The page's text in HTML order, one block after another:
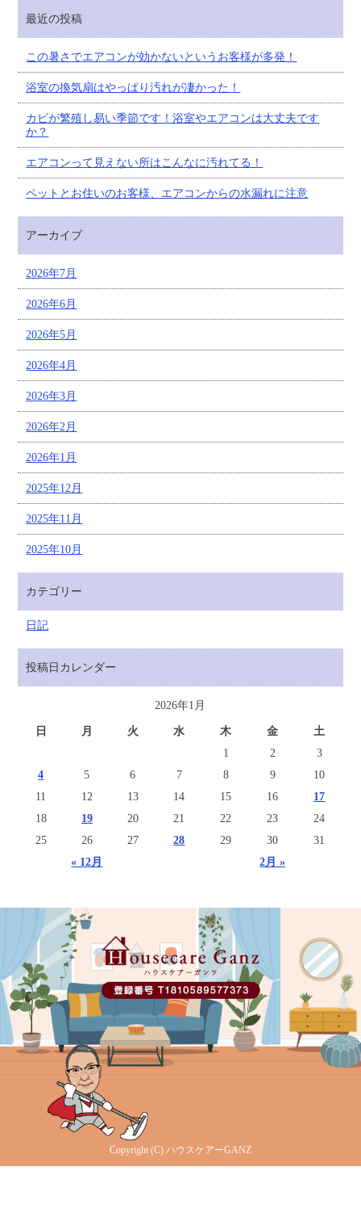
最近の投稿
この暑さでエアコンが効かないというお客様が多発！
浴室の換気扇はやっぱり汚れが凄かった！
カビが繁殖し易い季節です！浴室やエアコンは大丈夫です
か？
エアコンって見えない所はこんなに汚れてる！
ペットとお住いのお客様、エアコンからの水漏れに注意
アーカイブ
2026年7月
2026年6月
2026年5月
2026年4月
2026年3月
2026年2月
2026年1月
2025年12月
2025年11月
2025年10月
カテゴリー
日記
投稿日カレンダー
2026年1月
日 月 火 水 木 金 土
« 12月 2月 »
1 2
3
4
5 6 7 8 9
10
11
12 13 14 15 16
17
18
19 20 21 22 23
24
25
26 27 28 29 30 31
Copyright (C) ハウスケアーGANZ